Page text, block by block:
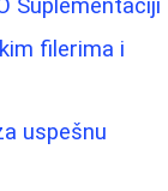
Suplementaciji
filerima i
uspešnu